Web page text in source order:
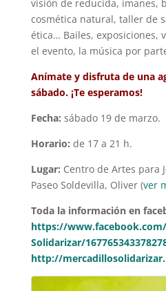
visión de reducida, imanes,
cosmética natural, taller de
ética… Bailes, exposiciones,
el evento, la música por
Anímate y disfruta de una
sábado. ¡Te esperamos!
Fecha: sábado 19 de marzo.
Horario: de 17 a 21 h.
Lugar: Centro de Artes para
Paseo Soldevilla, Oliver (ver
Toda la información en
https://
Solidarizar/
http://